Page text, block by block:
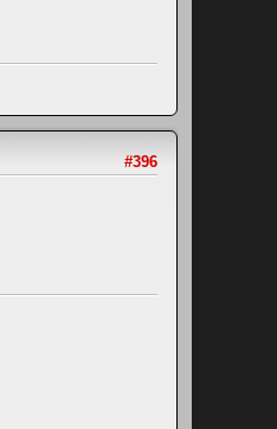
#396